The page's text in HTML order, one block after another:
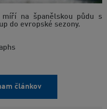
míří na španělskou půdu s
do evropské sezony.
článkov